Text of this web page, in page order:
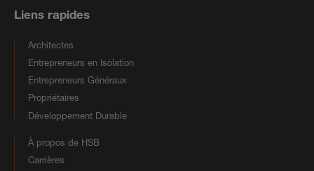
Liens rapides
Architectes
Entrepreneurs en Isolation
Entrepreneurs Généraux
Propriétaires
Développement Durable
À propos de HSB
Carrières